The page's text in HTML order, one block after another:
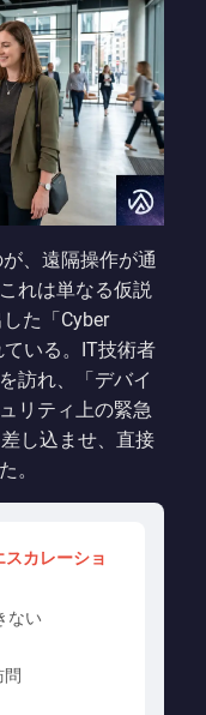
、遠隔操作が通
れは単なる仮説
た「Cyber
いる。IT技術者
訪れ、「デバイ
リティ上の緊急
し込ませ、直接
。
カレーショ
ない